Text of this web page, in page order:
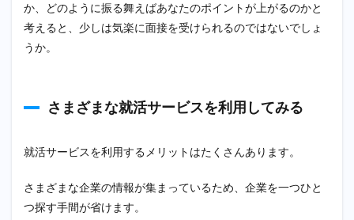
か、どのように振る舞えばあなたのポイントが上がるのかと
考えると、少しは気楽に面接を受けられるのではないでしょ
うか。
さまざまな就活サービスを利用してみる
就活サービスを利用するメリットはたくさんあります。
さまざまな企業の情報が集まっているため、企業を一つひと
つ探す手間が省けます。